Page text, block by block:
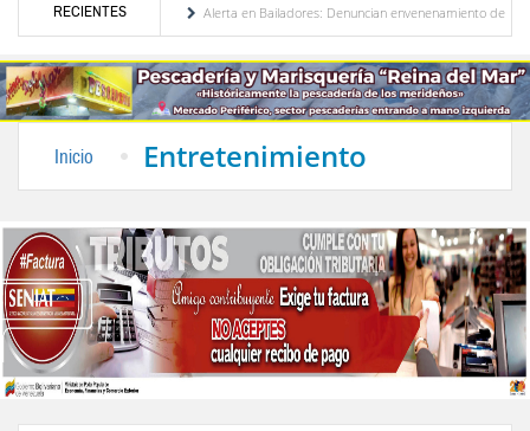
RECIENTES
Venezuela
Alerta en Bailadores: Denuncian envenenamiento de siete mascotas
Inicio Entretenimiento